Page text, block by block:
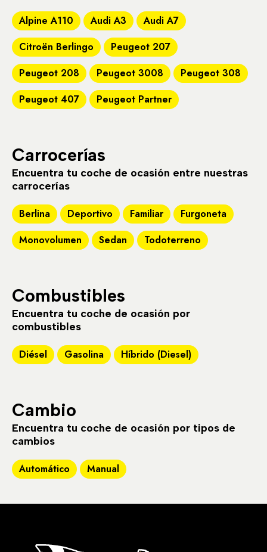
Alpine A110 Audi A3
Audi A7
Citroën Berlingo
Peugeot 207
Peugeot 208
Peugeot 3008
Peugeot 308
Peugeot 407
Peugeot Partner
Carrocerías
Encuentra tu coche de ocasión entre nuestras
carrocerías
Berlina Deportivo Familiar
Furgoneta
Monovolumen
Sedan Todoterreno
Combustibles
Encuentra tu coche de ocasión por
combustibles
Diésel Gasolina Híbrido (Diesel)
Cambio
Encuentra tu coche de ocasión por tipos de
cambios
Automático Manual